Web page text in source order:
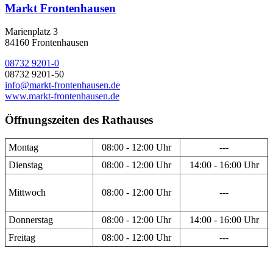
Markt Frontenhausen
Marienplatz 3
84160 Frontenhausen
08732 9201-0
08732 9201-50
info@markt-frontenhausen.de
www.markt-frontenhausen.de
Öffnungszeiten des Rathauses
Montag 08:00 - 12:00 Uhr
---
Dienstag
08:00 - 12:00 Uhr 14:00 - 16:00 Uhr
Mittwoch 08:00 - 12:00 Uhr ---
Donnerstag 08:00 - 12:00 Uhr
14:00 - 16:00 Uhr
Freitag
08:00 - 12:00 Uhr ---